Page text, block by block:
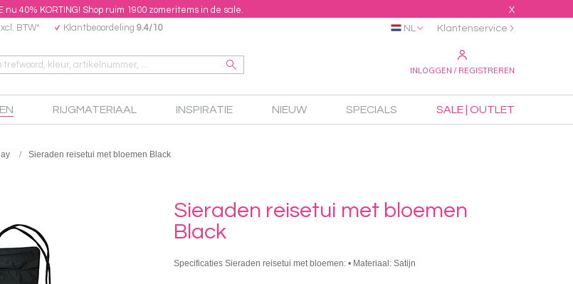
nu 40% KORTING! Shop ruim 1900 zomeritems in de sale. X
BTW* Klantbeoordeling 9.4/10
INLOGGEN / REGISTREREN
NL Klantenservice
RIJGMATERIAAL INSPIRATIE NIEUW SPECIALS SALE | OUTLET
Sieraden reisetui met bloemen Black
Sieraden reisetui met bloemen
Black
Specificaties Sieraden reisetui met bloemen: • Materiaal: Satijn